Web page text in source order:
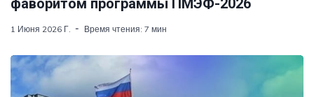
фаворитом программы ПМЭФ-2026
1 Июня 2026 Г. Время чтения: 7 мин